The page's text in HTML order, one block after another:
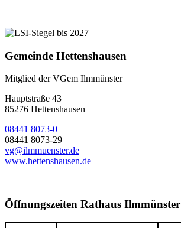
Gemeinde Hettenshausen
Mitglied der VGem Ilmmünster
Hauptstraße 43
85276 Hettenshausen
08441 8073-0
08441 8073-29
vg@ilmmuenster.de
www.hettenshausen.de
Öffnungszeiten Rathaus Ilmmünster